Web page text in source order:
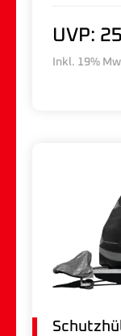
UVP:
Inkl. 19%